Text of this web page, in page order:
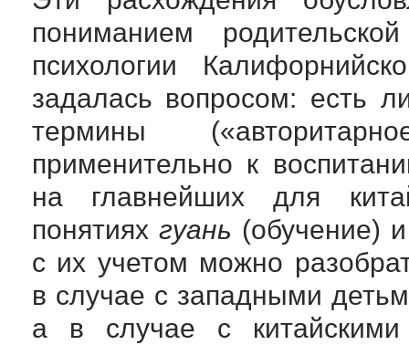
пониманием
психологии
задалась вопросом: есть
термины
применительно к
на главнейших для
понятиях гуань (обучение)
с их учетом можно
в случае с западными
а в случае с